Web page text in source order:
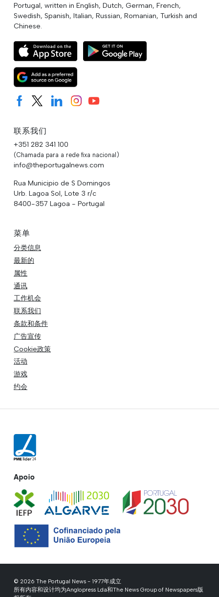
Portugal, written in English, Dutch, German, French,
Swedish, Spanish, Italian, Russian, Romanian, Turkish and
Chinese.
联系我们
+351 282 341 100
(Chamada para a rede fixa nacional)
info@theportugalnews.com
Rua Municipio de S Domingos
Urb. Lagoa Sol, Lote 3 r/c
8400-357 Lagoa - Portugal
菜单
分类信息
最新的
属性
通讯
工作机会
联系我们
条款和条件
广告宣传
Cookie政策
活动
游戏
约会
Apoio
© 2026 The Portugal News - 1977年成立
所有内容和设计均为Anglopress Lda和The News Group of Newspapers版